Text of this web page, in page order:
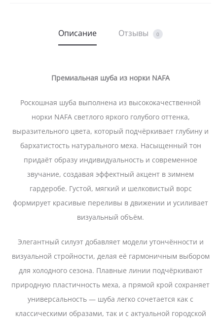
Описание Отзывы 0
Премиальная шуба из норки NAFA
Роскошная шуба выполнена из высококачественной
норки NAFA светлого яркого голубогооттенка,
выразительного цвета, который подчёркивает глубину и
бархатистость натурального меха. Насыщенный тон
придаёт образу индивидуальность и современное
звучание, создавая эффектный акцент в зимнем
гардеробе. Густой, мягкий и шелковистый ворс
формирует красивые переливы в движении и усиливает
визуальный объём.
Элегантный силуэт добавляет модели утончённости и
визуальной стройности, делая её гармоничным выбором
для холодного сезона. Плавные линии подчёркивают
природную пластичность меха, а прямой крой сохраняет
универсальность — шуба легко сочетается как с
классическими образами, так и с актуальной городской